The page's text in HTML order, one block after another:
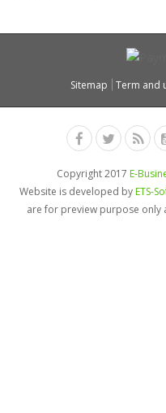
Sitemap Term and
Copyright 2017 E-
Website is developed byETS-
are for preview purpose only